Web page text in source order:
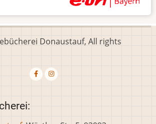
Donaustauf, All rights